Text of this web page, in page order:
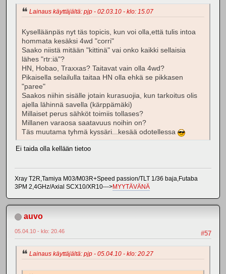
Lainaus käyttäjältä: pjp - 02.03.10 - klo: 15.07
Kyselläänpäs nyt täs topicis, kun voi olla,että tulis intoa
hommata kesäksi 4wd "corri"
Saako niistä mitään "kittinä" vai onko kaikki sellaisia
lähes "rtr:iä"?
HN, Hobao, Traxxas? Taitavat vain olla 4wd?
Pikaisella selailulla taitaa HN olla ehkä se pikkasen
"paree"
Saakos niihin sisälle jotain kurasuojia, kun tarkoitus olis
ajella lähinnä savella (kärppämäki)
Millaiset perus sähköt toimiis tollases?
Millanen varaosa saatavuus noihin on?
Täs muutama tyhmä kyssäri...kesää odotellessa
Ei taida olla kellään tietoo
Xray T2R,Tamiya M03/M03R+Speed passion/TLT 1/36 baja,Futaba
3PM 2,4GHz/Axial SCX10/XR10--->MYYTÄVÄNÄ
auvo
#57
05.04.10 - klo: 20.46
Lainaus käyttäjältä: pjp - 05.04.10 - klo: 20.27